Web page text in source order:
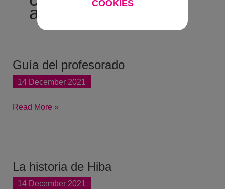
autoestima
Guía del profesorado
14 December 2021
Guía
del
Read More »
La historia de Hiba
14 December 2021
La
historia
COOKIES